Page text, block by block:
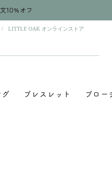
10％オフ
OAK オンラインストア
グ ブレスレット ブロー